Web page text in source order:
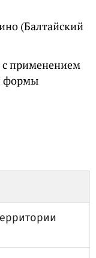
(Балтайский
с применением
формы